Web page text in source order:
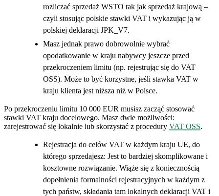
rozliczać sprzedaż WSTO tak jak sprzedaż krajową –
czyli stosując polskie stawki VAT i wykazując ją w
polskiej deklaracji JPK_V7.
Masz jednak prawo dobrowolnie wybrać
opodatkowanie w kraju nabywcy jeszcze przed
przekroczeniem limitu (np. rejestrując się do VAT
OSS). Może to być korzystne, jeśli stawka VAT w
kraju klienta jest niższa niż w Polsce.
Po przekroczeniu limitu 10 000 EUR musisz zacząć stosować
stawki VAT kraju docelowego. Masz dwie możliwości:
zarejestrować się lokalnie lub skorzystać z procedury VAT OSS.
Rejestracja do celów VAT w każdym kraju UE, do
którego sprzedajesz: Jest to bardziej skomplikowane i
kosztowne rozwiązanie. Wiąże się z koniecznością
dopełnienia formalności rejestracyjnych w każdym z
tych państw, składania tam lokalnych deklaracji VAT i